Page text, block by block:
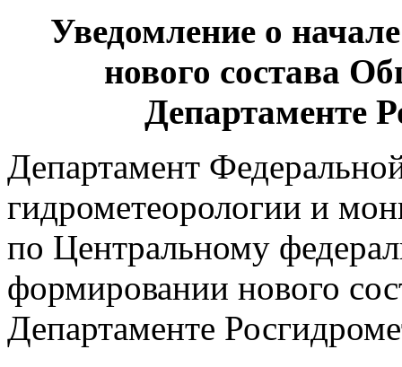
Уведомление о
нового состава
Департаменте
Департамент
гидрометеорологии и
по Центральному
формировании нового
Департаменте